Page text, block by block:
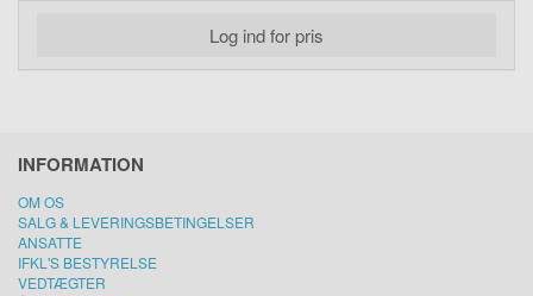
Log ind for pris
INFORMATION
OM OS
SALG & LEVERINGSBETINGELSER
ANSATTE
IFKL'S BESTYRELSE
VEDTÆGTER